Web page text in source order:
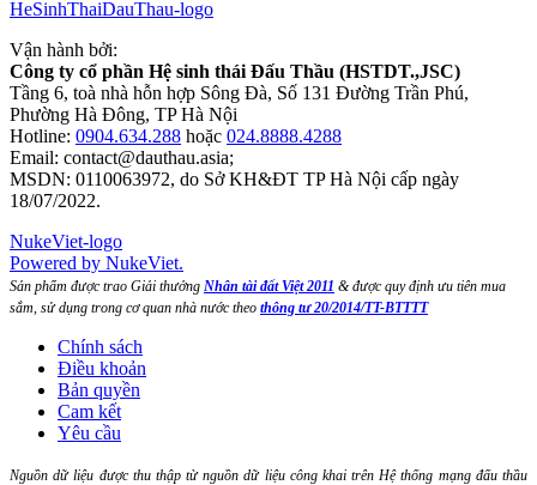
HeSinhThaiDauThau-logo
Vận hành bởi:
Công ty cổ phần Hệ sinh thái Đấu Thầu (HSTDT.,JSC)
Tầng 6, toà nhà hỗn hợp Sông Đà, Số 131 Đường Trần Phú,
Phường Hà Đông, TP Hà Nội
Hotline: 0904.634.288 hoặc 024.8888.4288
Email: contact@dauthau.asia;
MSDN: 0110063972, do Sở KH&ĐT TP Hà Nội cấp ngày
18/07/2022.
NukeViet-logo
Powered by NukeViet.
Sản phẩm được trao Giải thưởng Nhân tài đất Việt 2011 & được quy định ưu tiên mua
sắm, sử dụng trong cơ quan nhà nước theo thông tư 20/2014/TT-BTTTT
Chính sách
Điều khoản
Bản quyền
Cam kết
Yêu cầu
Nguồn dữ liệu được thu thập từ nguồn dữ liệu công khai trên Hệ thống mạng đấu thầu